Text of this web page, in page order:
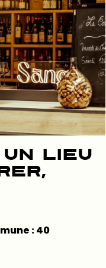
un lieu
: 40